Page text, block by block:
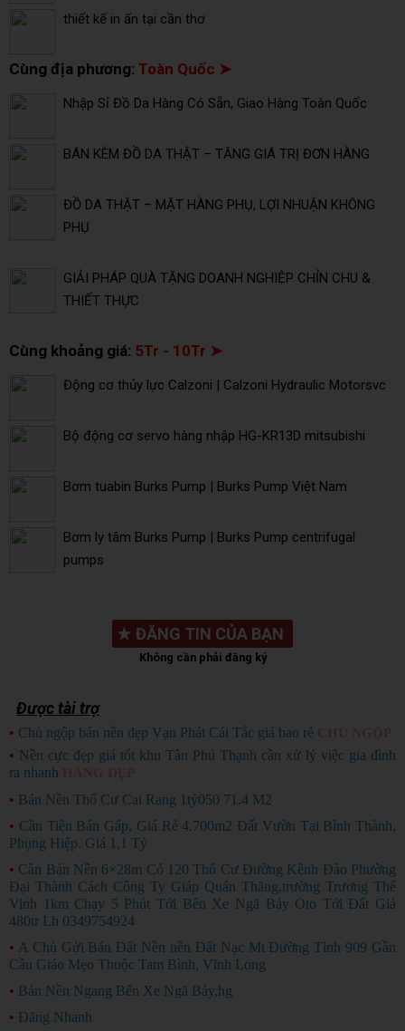
thiết kế in ấn tại cần thơ
Cùng địa phương: Toàn Quốc ➤
Nhập Sỉ Đồ Da Hàng Có Sẵn, Giao Hàng Toàn Quốc
BÁN KÈM ĐỒ DA THẬT – TĂNG GIÁ TRỊ ĐƠN HÀNG
ĐỒ DA THẬT – MẶT HÀNG PHỤ, LỢI NHUẬN KHÔNG
PHỤ
GIẢI PHÁP QUÀ TẶNG DOANH NGHIỆP CHỈN CHU &
THIẾT THỰC
Cùng khoảng giá: 5Tr - 10Tr ➤
Động cơ thủy lực Calzoni | Calzoni Hydraulic Motorsvc
Bộ động cơ servo hàng nhập HG-KR13D mitsubishi
Bơm tuabin Burks Pump | Burks Pump Việt Nam
Bơm ly tâm Burks Pump | Burks Pump centrifugal
pumps
★ ĐĂNG TIN CỦA BẠN
Không cần phải đăng ký
Được tài trợ
• Chủ ngộp bán nền đẹp Vạn Phát Cái Tắc giá bao rẻ
• Nền cực đẹp giá tốt khu Tân Phú Thạnh cần xử lý việc gia đình
ra nhanh
• Bán Nền Thổ Cư Cai Rang 1tỷ050 71.4 M2
• Cần Tiền Bán Gấp, Giá Rẻ 4.700m2 Đất Vườn Tại Bình Thành,
Phụng Hiệp. Giá 1,1 Tỷ
• Cần Bán Nền 6×28m Có 120 Thổ Cư Đường Kênh Đào Phường
Đại Thành Cách Công Ty Giáp Quán Thăng,trường Trương Thế
Vinh 1km Chạy 5 Phút Tới Bên Xe Ngã Bảy Oto Tới Đất Giá
480tr Lh 0349754924
• A Chủ Gửi Bán Đất Nền nền Đất Nạc Mt Đường Tỉnh 909 Gần
Cầu Giáo Mẹo Thuộc Tam Bình, Vĩnh Long
• Bán Nền Ngang Bến Xe Ngã Bảy,hg
• Đăng Nhanh